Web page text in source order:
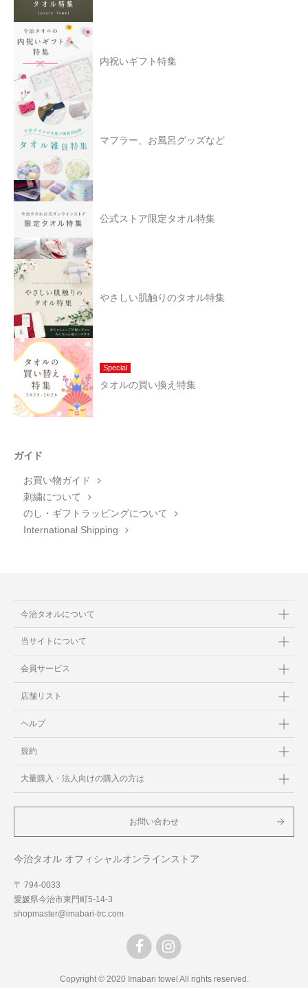
内祝いギフト特集
マフラー、お風呂グッズなど
公式ストア限定タオル特集
やさしい肌触りのタオル特集
Special
タオルの買い換え特集
ガイド
お買い物ガイド
刺繍について
のし・ギフトラッピングについて
International Shipping
今治タオルについて
当サイトについて
会員サービス
店舗リスト
ヘルプ
規約
大量購入・法人向けの購入の方は
お問い合わせ
今治タオル オフィシャルオンラインストア
〒 794-0033
愛媛県今治市東門町5-14-3
shopmaster@imabari-trc.com
Copyright © 2020 Imabari towel All rights reserved.